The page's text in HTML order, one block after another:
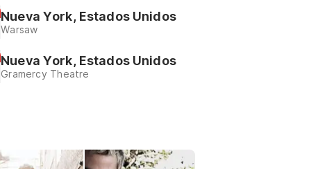
Nueva York, Estados Unidos
Warsaw
Nueva York, Estados Unidos
Gramercy Theatre